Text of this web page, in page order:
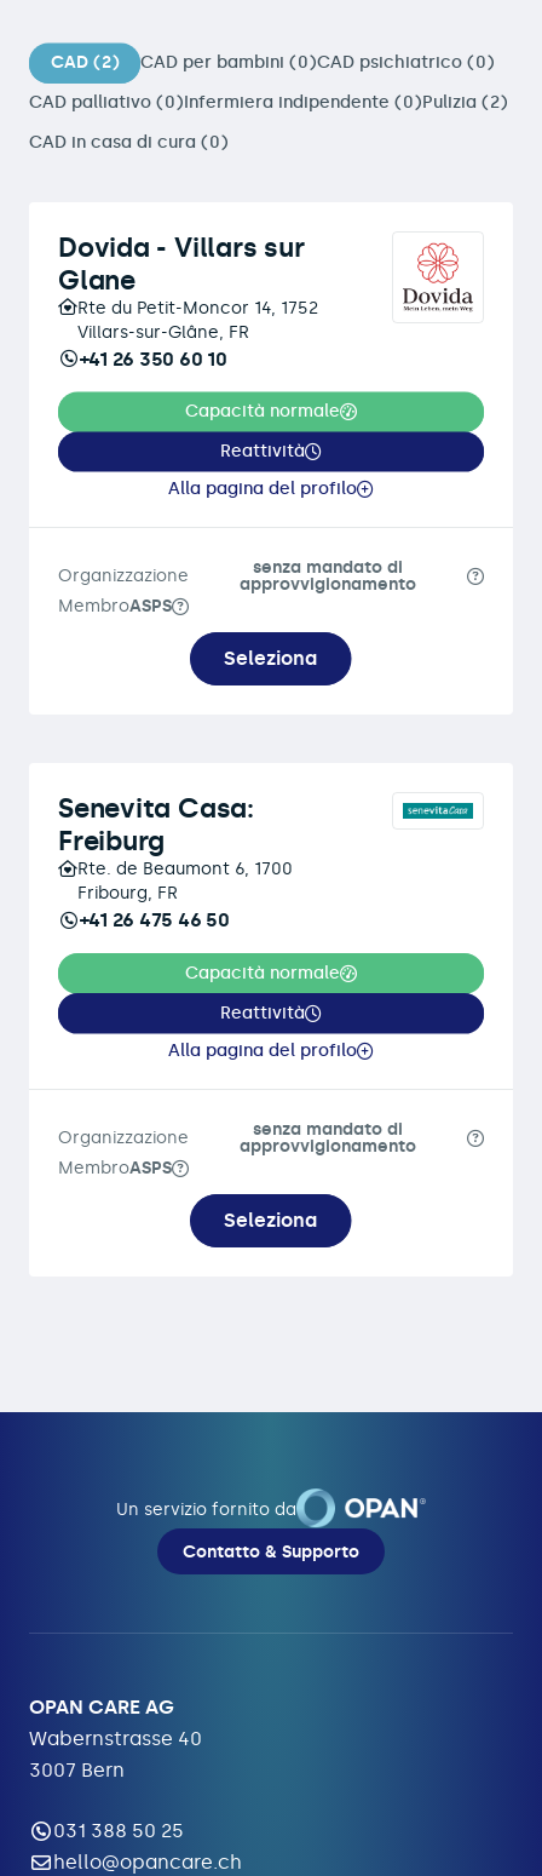
CAD (2) CAD per bambini (0)CAD psichiatrico (0)
CAD palliativo (0)Infermiera indipendente (0)Pulizia (2)
CAD in casa di cura (0)
Dovida - Villars sur
Glane
Rte du Petit-Moncor 14, 1752
Villars-sur-Glâne, FR
+41 26 350 60 10
Capacità normale
Reattività
Alla pagina del profilo
Organizzazione
senza mandato di
approvvigionamento
MembroASPS
Seleziona
Senevita Casa:
Freiburg
Rte. de Beaumont 6, 1700
Fribourg, FR
+41 26 475 46 50
Capacità normale
Reattività
Alla pagina del profilo
Organizzazione
senza mandato di
approvvigionamento
MembroASPS
Seleziona
Un servizio fornito da
Contatto & Supporto
OPAN CARE AG
Wabernstrasse 40
3007 Bern
031 388 50 25
hello@opancare.ch